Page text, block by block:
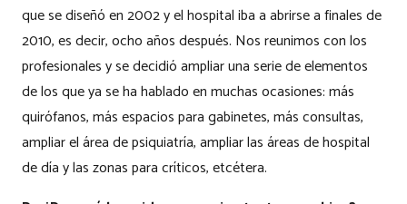
que se diseñó en 2002 y el hospital iba a abrirse a finales de
2010, es decir, ocho años después. Nos reunimos con los
profesionales y se decidió ampliar una serie de elementos
de los que ya se ha hablado en muchas ocasiones: más
quirófanos, más espacios para gabinetes, más consultas,
ampliar el área de psiquiatría, ampliar las áreas de hospital
de día y las zonas para críticos, etcétera.